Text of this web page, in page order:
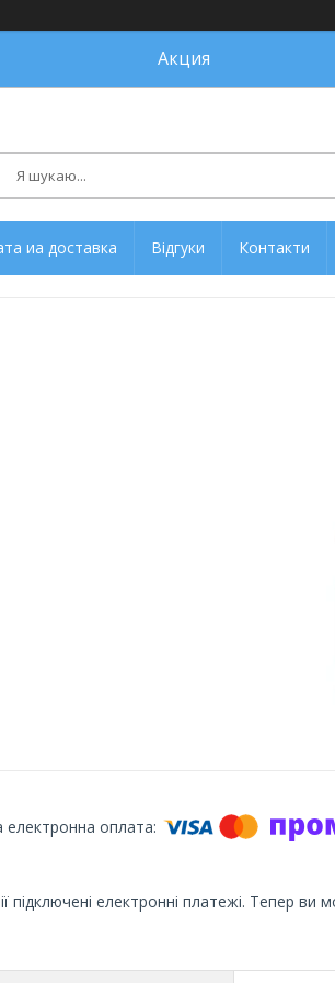
Акция
иа доставка Відгуки Контакти
підключені електронні платежі. Тепер